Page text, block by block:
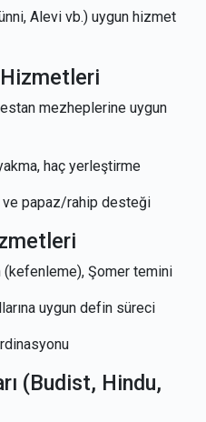
Alevi vb.) uygun hizmet
mezheplerine uygun
haç yerleştirme
papaz/rahip desteği
(kefenleme), Şomer temini
uygun defin süreci
(Budist, Hindu,